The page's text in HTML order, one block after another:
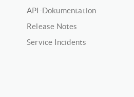
API-Dokumentation
Release Notes
Service Incidents